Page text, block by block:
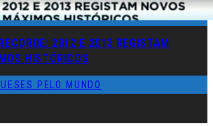
2012 E 2013 REGISTAM
HISTÓRICOS
PELO MUNDO